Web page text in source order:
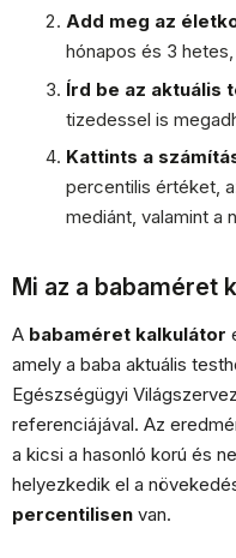
Add meg az
hónapos és 3
Írd be az aktuális
tizedessel is
Kattints a
percentilis értéket,
mediánt, valamint a
Mi az a babaméret
A babaméret kalkulátor
amely a baba aktuális
Egészségügyi
referenciájával. Az
a kicsi a hasonló korú és
helyezkedik el a
percentilisen van.